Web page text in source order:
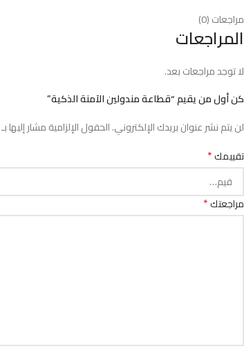
مراجعات (0)
المراجعات
لا توجد مراجعات بعد.
كن أول من يقيم “قطاعة مندولين الآمنة الذكية”
لن يتم نشر عنوان بريدك الإلكتروني.الحقول الإلزامية مشار إليها بـ
تقييمك*
مراجعتك*